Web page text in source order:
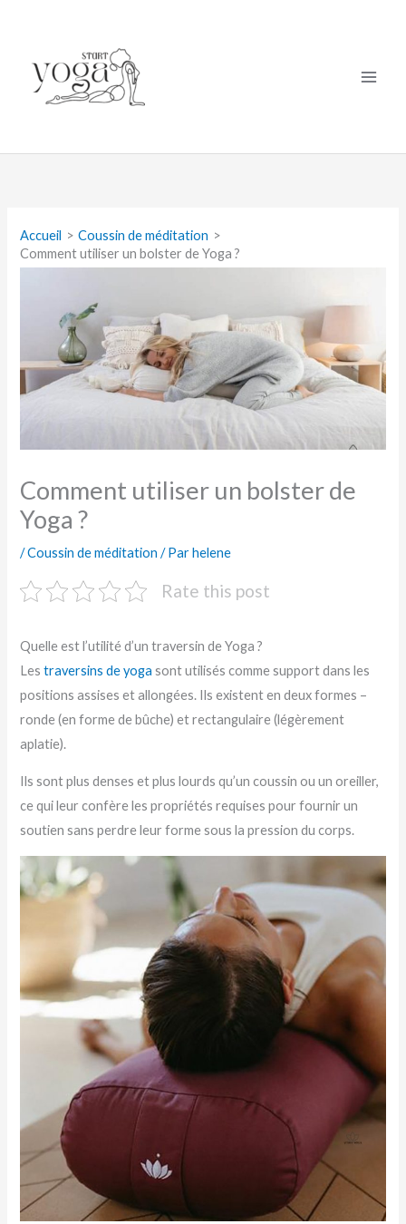
contenu
Accueil
Coussin de méditation
Comment utiliser un bolster de Yoga ?
Comment utiliser un bolster de
Yoga ?
/Coussin de méditation / Parhelene
Rate this post
Quelle est l’utilité d’un traversin de Yoga ?
Lestraversins de yoga sont utilisés comme support dans les
positions assises et allongées. Ils existent en deux formes –
ronde (en forme de bûche) et rectangulaire (légèrement
aplatie).
Ils sont plus denses et plus lourds qu’un coussin ou un oreiller,
ce qui leur confère les propriétés requises pour fournir un
soutien sans perdre leur forme sous la pression du corps.